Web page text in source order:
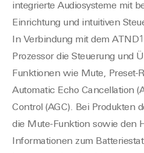
integrierte Audiosysteme mit
Einrichtung und intuitiven
In Verbindung mit dem
Prozessor die Steuerung und
Funktionen wie Mute, Preset-
Automatic Echo Cancellation
Control (AGC). Bei Produkten
die Mute-Funktion sowie den
Informationen zum